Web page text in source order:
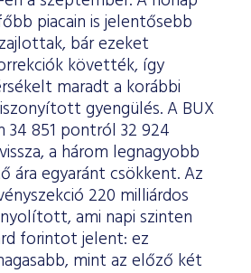
piacain is jelentősebb
bár ezeket
követték, így
maradt a korábbi
gyengülés. A BUX
34 851 pontról 32 924
a három legnagyobb
ára egyaránt csökkent. Az
220 milliárdos
ami napi szinten
forintot jelent: ez
mint az előző két